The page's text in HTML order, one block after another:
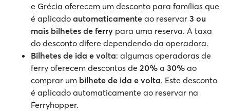
e Grécia oferecem um desconto para famílias que
é aplicado automaticamente ao reservar 3 ou
mais bilhetes de ferry para uma reserva. A taxa
do desconto difere dependendo da operadora.
Bilhetes de ida e volta: algumas operadoras de
ferry oferecem descontos de 20% a 30% ao
comprar um bilhete de ida e volta. Este desconto
é aplicado automaticamente ao reservar na
Ferryhopper.